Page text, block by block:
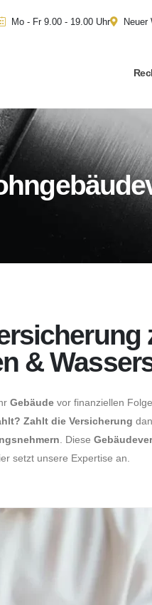
Mo - Fr 9.00 - 19.00 Uhr Neuer
&
Gebäude vor finanziellen
Zahlt die Versicherung
. Diese
setzt unsere Expertise an.